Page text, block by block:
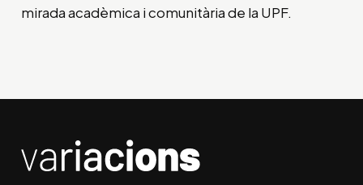
mirada acadèmica i comunitària de la UPF.